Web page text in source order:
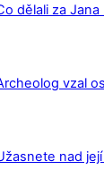
dělali za
vzal
nad